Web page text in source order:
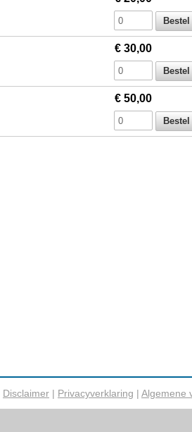
€ 30,00
€ 50,00
Disclaimer | Privacyverklaring | Algemene